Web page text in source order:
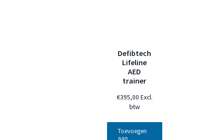
Defibtech
Lifeline
AED
trainer
€395,00 Excl.
btw
Toevoegen
aan